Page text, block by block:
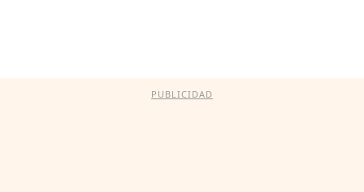
PUBLICIDAD